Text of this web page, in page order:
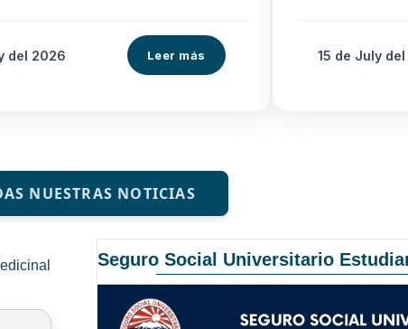
del 2026 Leer más 15 de Julydel
NUESTRAS NOTICIAS
Seguro Social Universitario